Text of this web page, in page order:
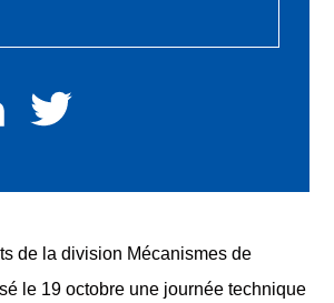
de la division Mécanismes de
le 19 octobre une journée technique